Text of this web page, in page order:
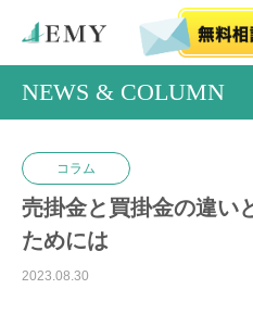
NEWS & COLUMN
コラム
売掛金と買掛金の違い
ためには
2023.08.30